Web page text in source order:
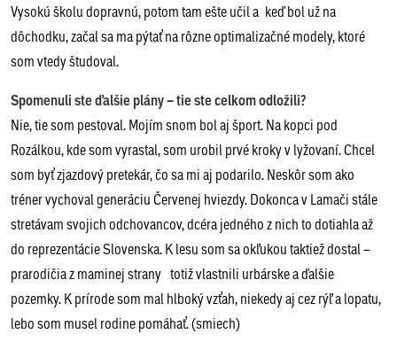
Vysokú školu dopravnú, potom tam ešte učil a keď bol už na
dôchodku, začal sa ma pýtať na rôzne optimalizačné modely, ktoré
som vtedy študoval.
Spomenuli ste ďalšie plány – tie ste celkom odložili?
Nie, tie som pestoval. Mojím snom bol aj šport. Na kopci pod
Rozálkou, kde som vyrastal, som urobil prvé kroky v lyžovaní. Chcel
som byť zjazdový pretekár, čo sa mi aj podarilo. Neskôr som ako
tréner vychoval generáciu Červenej hviezdy. Dokonca v Lamači stále
stretávam svojich odchovancov, dcéra jedného z nich to dotiahla až
do reprezentácie Slovenska. K lesu som sa okľukou taktiež dostal –
prarodičia z maminej strany totiž vlastnili urbárske a ďalšie
pozemky. K prírode som mal hlboký vzťah, niekedy aj cez rýľ a lopatu,
lebo som musel rodine pomáhať. (smiech)